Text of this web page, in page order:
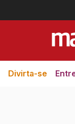
Divirta-se